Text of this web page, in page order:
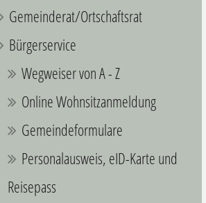
Gemeinderat/Ortschaftsrat
Bürgerservice
Wegweiser von A - Z
Online Wohnsitzanmeldung
Gemeindeformulare
Personalausweis, eID-Karte und
Reisepass